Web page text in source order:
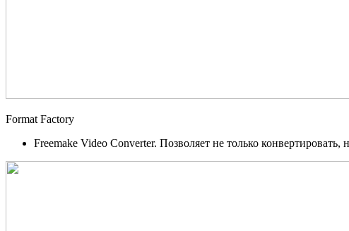
Format Factory
Freemake Video Converter. Позволяет не только